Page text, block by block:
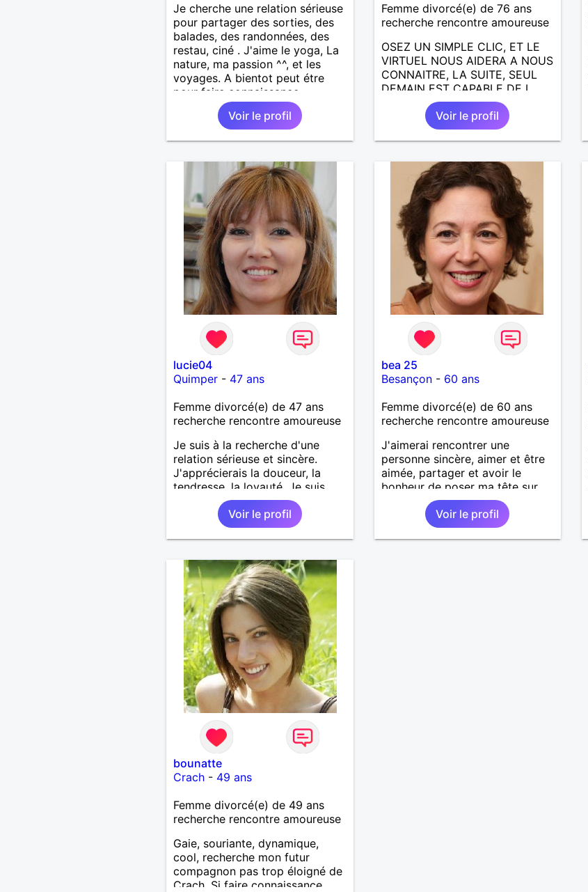
Je cherche une relation sérieuse
pour partager des sorties, des
balades, des randonnées, des
restau, ciné . J'aime le yoga, La
nature, ma passion ^^, et les
voyages. A bientot peut étre
pour faire connaissance
Voir le profil
Femme divorcé(e) de 76 ans
recherche rencontre amoureuse
OSEZ UN SIMPLE CLIC, ET LE
VIRTUEL NOUS AIDERA A NOUS
CONNAITRE, LA SUITE, SEUL
DEMAIN EST CAPABLE DE L
ECRIRE; J AIMERAIS
RENCONTRER, LA COMPLICITE,
LE PARTAGE DES BELLES
CHOSES DE LA VIE : BALADES,
AILLEURS. ETRE A L ECOUTE
DE L AUTRE, ET LA VIE SERA
PLUS BELLE
ENCORE.....................
Voir le profil
lucie04
Quimper- 47 ans
Femme divorcé(e) de 47 ans
recherche rencontre amoureuse
Je suis à la recherche d'une
relation sérieuse et sincère.
J'apprécierais la douceur, la
tendresse, la loyauté. Je suis
dynamique.
Voir le profil
bea 25
Besançon- 60 ans
Femme divorcé(e) de 60 ans
recherche rencontre amoureuse
J'aimerai rencontrer une
personne sincère, aimer et être
aimée, partager et avoir le
bonheur de poser ma tête sur
son épaule.
Voir le profil
bounatte
Crach- 49 ans
Femme divorcé(e) de 49 ans
recherche rencontre amoureuse
Gaie, souriante, dynamique,
cool, recherche mon futur
compagnon pas trop éloigné de
Crach. Si faire connaissance